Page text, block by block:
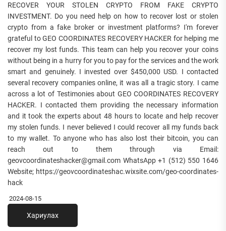
RECOVER YOUR STOLEN CRYPTO FROM FAKE CRYPTO
INVESTMENT. Do you need help on how to recover lost or stolen
crypto from a fake broker or investment platforms? I'm forever
grateful to GEO COORDINATES RECOVERY HACKER for helping me
recover my lost funds. This team can help you recover your coins
without being in a hurry for you to pay for the services and the work
smart and genuinely. I invested over $450,000 USD. I contacted
several recovery companies online, it was all a tragic story. I came
across a lot of Testimonies about GEO COORDINATES RECOVERY
HACKER. I contacted them providing the necessary information
and it took the experts about 48 hours to locate and help recover
my stolen funds. I never believed I could recover all my funds back
to my wallet. To anyone who has also lost their bitcoin, you can
reach out to them through via Email:
geovcoordinateshacker@gmail.com WhatsApp +1 (512) 550 1646
Website; https://geovcoordinateshac.wixsite.com/geo-coordinates-
hack
2024-08-15
Хариулах